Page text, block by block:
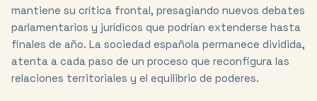
mantiene su crítica frontal, presagiando nuevos debates
parlamentarios y jurídicos que podrían extenderse hasta
finales de año. La sociedad española permanece dividida,
atenta a cada paso de un proceso que reconfigura las
relaciones territoriales y el equilibrio de poderes.